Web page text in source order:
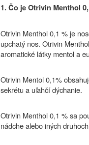
1. Čo je Otrivin Menthol
Otrivin Menthol 0,1 % je
upchatý nos. Otrivin
aromatické látky mentol a
Otrivin Mentol 0,1%
sekrétu a uľahčí dýchanie.
Otrivin Menthol 0,1 % sa
nádche alebo iných